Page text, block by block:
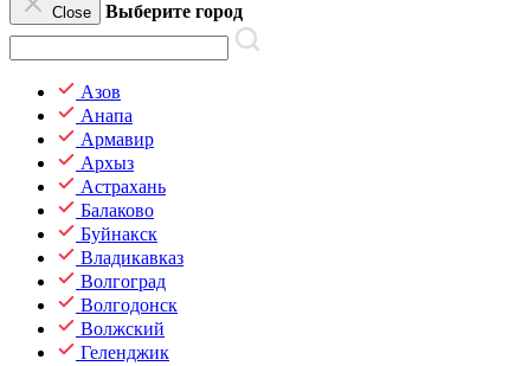
Close Выберите город
Азов
Анапа
Армавир
Архыз
Астрахань
Балаково
Буйнакск
Владикавказ
Волгоград
Волгодонск
Волжский
Геленджик